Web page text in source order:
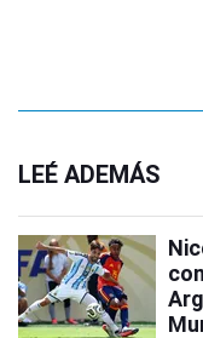
LEÉ ADEMÁS